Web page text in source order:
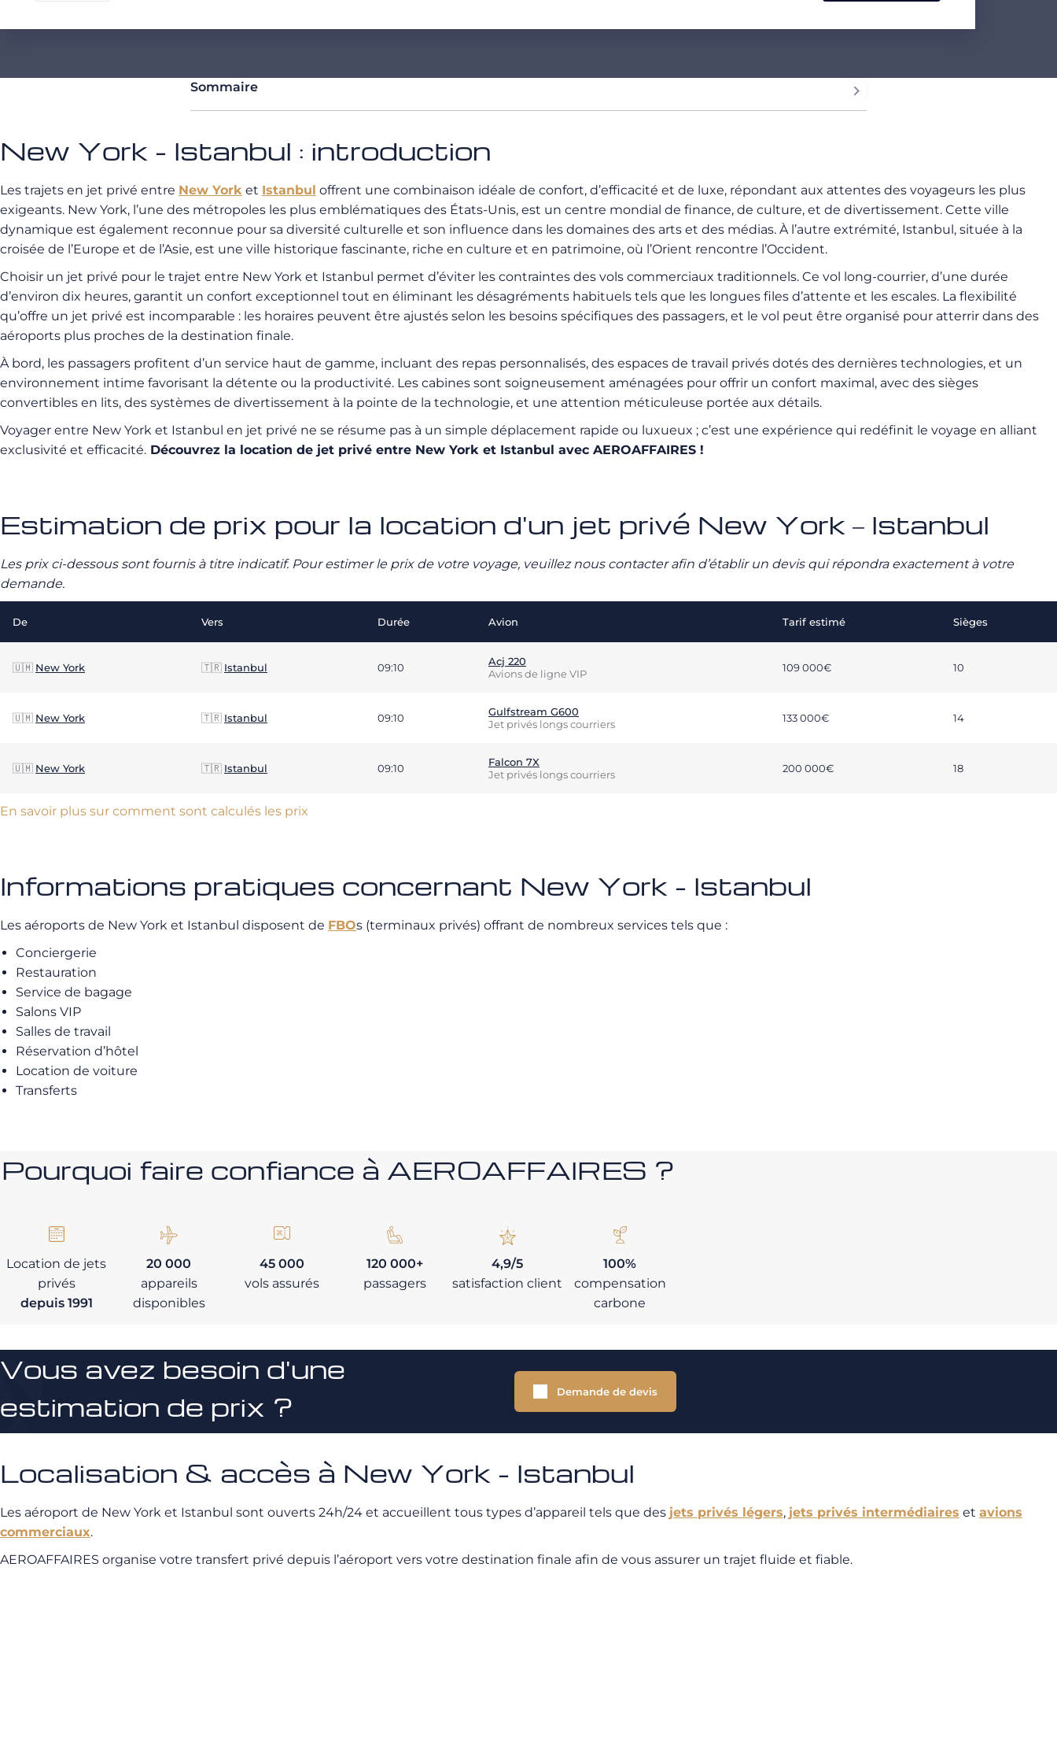
Sommaire
New York - Istanbul : introduction
Les trajets en jet privé entre New York et Istanbul offrent une combinaison idéale de confort, d’efficacité et de luxe, répondant aux attentes des voyageurs les plus
exigeants. New York, l’une des métropoles les plus emblématiques des États-Unis, est un centre mondial de finance, de culture, et de divertissement. Cette ville
dynamique est également reconnue pour sa diversité culturelle et son influence dans les domaines des arts et des médias. À l’autre extrémité, Istanbul, située à la
croisée de l’Europe et de l’Asie, est une ville historique fascinante, riche en culture et en patrimoine, où l’Orient rencontre l’Occident.
Choisir un jet privé pour le trajet entre New York et Istanbul permet d’éviter les contraintes des vols commerciaux traditionnels. Ce vol long-courrier, d’une durée
d’environ dix heures, garantit un confort exceptionnel tout en éliminant les désagréments habituels tels que les longues files d’attente et les escales. La flexibilité
qu’offre un jet privé est incomparable : les horaires peuvent être ajustés selon les besoins spécifiques des passagers, et le vol peut être organisé pour atterrir dans des
aéroports plus proches de la destination finale.
À bord, les passagers profitent d’un service haut de gamme, incluant des repas personnalisés, des espaces de travail privés dotés des dernières technologies, et un
environnement intime favorisant la détente ou la productivité. Les cabines sont soigneusement aménagées pour offrir un confort maximal, avec des sièges
convertibles en lits, des systèmes de divertissement à la pointe de la technologie, et une attention méticuleuse portée aux détails.
Voyager entre New York et Istanbul en jet privé ne se résume pas à un simple déplacement rapide ou luxueux ; c’est une expérience qui redéfinit le voyage en alliant
exclusivité et efficacité. Découvrez la location de jet privé entre New York et Istanbul avec AEROAFFAIRES !
Estimation de prix pour la location d'un jet privé New York – Istanbul
Les prix ci-dessous sont fournis à titre indicatif. Pour estimer le prix de votre voyage, veuillez nous contacter afin d’établir un devis qui répondra exactement à votre
demande.
De Vers Durée Avion Tarif estimé Sièges
🇺🇲 New York 🇹🇷 Istanbul 09:10
Acj 220
Avions de ligne VIP
109 000€ 10
🇺🇲 New York 🇹🇷 Istanbul 09:10
Gulfstream G600
Jet privés longs courriers
133 000€ 14
🇺🇲 New York 🇹🇷 Istanbul 09:10
Falcon 7X
Jet privés longs courriers
200 000€ 18
En savoir plus sur comment sont calculés les prix
Informations pratiques concernant New York - Istanbul
Les aéroports de New York et Istanbul disposent de FBOs (terminaux privés) offrant de nombreux services tels que :
Conciergerie
Restauration
Service de bagage
Salons VIP
Salles de travail
Réservation d’hôtel
Location de voiture
Transferts
Pourquoi faire confiance à AEROAFFAIRES ?
Location de jets
privés
depuis 1991
20 000
appareils
disponibles
45 000
vols assurés
120 000+
passagers
4,9/5
satisfaction client
100%
compensation
carbone
Vous avez besoin d'une
estimation de prix ?
Demande de devis
Localisation & accès à New York - Istanbul
Les aéroport de New York et Istanbul sont ouverts 24h/24 et accueillent tous types d’appareil tels que des jets privés légers, jets privés intermédiaires et avions
commerciaux.
AEROAFFAIRES organise votre transfert privé depuis l’aéroport vers votre destination finale afin de vous assurer un trajet fluide et fiable.